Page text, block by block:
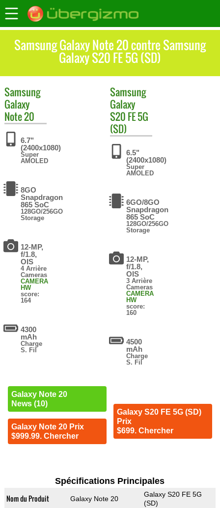
Samsung Galaxy Note 20 contre Samsung
Galaxy S20 FE 5G (SD)
Samsung
Galaxy
Note 20
6.7"
(2400x1080)
Super
AMOLED
8GO
Snapdragon
865 SoC
128GO/256GO
Storage
12-MP,
f/1.8,
OIS
4 Arrière
Cameras
CAMERA
HW
score:
164
4300
mAh
Charge
S. Fil
Galaxy Note 20
News (10)
Galaxy Note 20 Prix
$999.99. Chercher
Samsung
Galaxy
S20 FE 5G
(SD)
6.5"
(2400x1080)
Super
AMOLED
6GO/8GO
Snapdragon
865 SoC
128GO/256GO
Storage
12-MP,
f/1.8,
OIS
3 Arrière
Cameras
CAMERA
HW
score:
160
4500
mAh
Charge
S. Fil
Galaxy S20 FE 5G (SD)
Prix
$699. Chercher
Spécifications Principales
Nom du Produit Galaxy Note 20
Galaxy S20 FE 5G
(SD)